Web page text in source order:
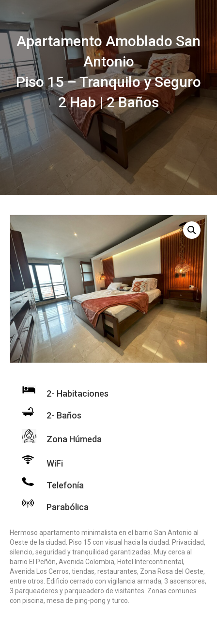
Apartamento Amoblado San
Antonio
Piso 15 – Tranquilo y Seguro
2 Hab | 2 Baños
2- Habitaciones
2- Baños
Zona Húmeda
WiFi
Telefonía
Parabólica
Hermoso apartamento minimalista en el barrio San Antonio al
Oeste de la ciudad. Piso 15 con visual hacia la ciudad. Privacidad,
silencio, seguridad y tranquilidad garantizadas. Muy cerca al
barrio El Peñón, Avenida Colombia, Hotel Intercontinental,
Avenida Los Cerros, tiendas, restaurantes, Zona Rosa del Oeste,
entre otros. Edificio cerrado con vigilancia armada, 3 ascensores,
3 parqueaderos y parqueadero de visitantes. Zonas comunes
con piscina, mesa de ping-pong y turco.